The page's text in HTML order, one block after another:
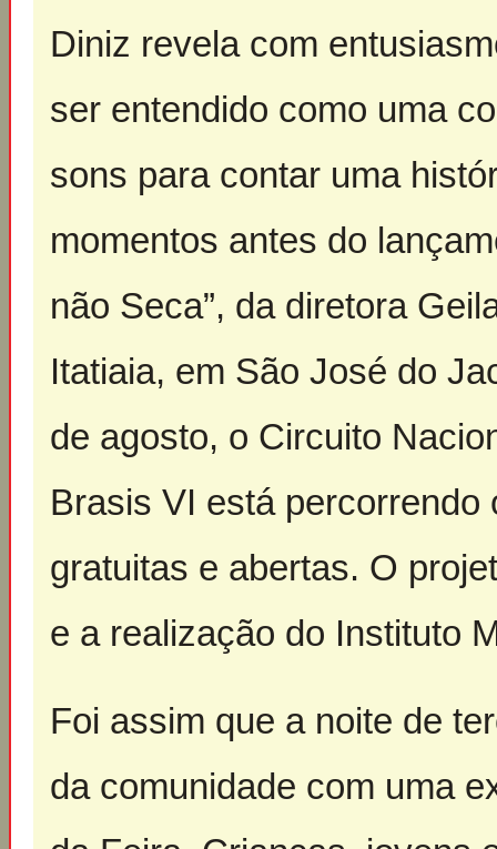
Diniz revela com
ser entendido como uma
sons para contar uma
momentos antes do
não Seca”, da diretora
Itatiaia, em São José do
de agosto, o Circuito
Brasis VI está
gratuitas e abertas. O
e a realização do Instituto
Foi assim que a noite de
da comunidade com uma